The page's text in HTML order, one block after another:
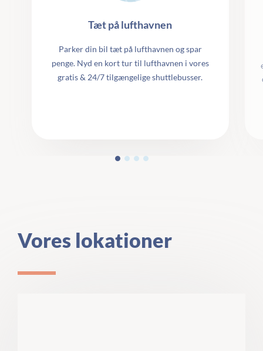
Tæt på lufthavnen
Parker din bil tæt på lufthavnen og spar
penge. Nyd en kort tur til lufthavnen i vores
gratis & 24/7 tilgængelige shuttlebusser.
Vores lokationer